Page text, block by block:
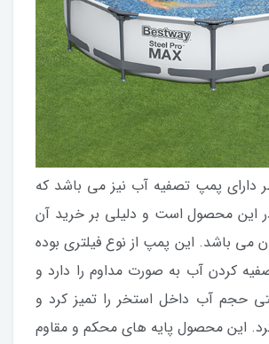
دارای پمپ تصفیه آب نیز می باشد که
این محصول است و دلیلی بر خرید آن
می باشد. این پمپ از نوع فیلتری بوده
کردن آب به صورت مداوم را دارد و
حجم آب داخل استخر را تمیز کرد و
این محصول پایه های محکم و مقاوم